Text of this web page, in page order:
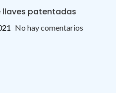
llaves patentadas
No hay comentarios